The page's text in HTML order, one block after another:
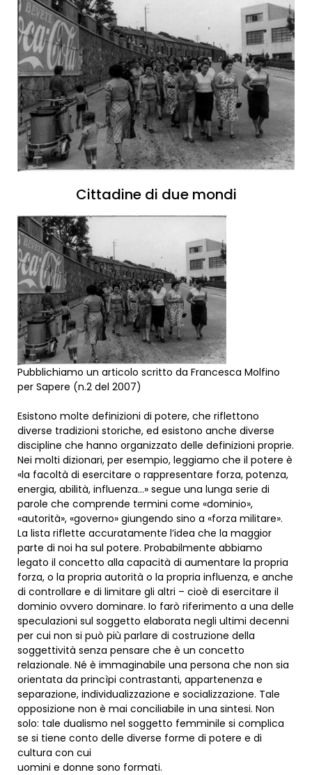
Cittadine di due mondi
Pubblichiamo un articolo scritto da Francesca Molfino
per Sapere (n.2 del 2007)
Esistono molte definizioni di potere, che riflettono
diverse tradizioni storiche, ed esistono anche diverse
discipline che hanno organizzato delle definizioni proprie.
Nei molti dizionari, per esempio, leggiamo che il potere è
«la facoltà di esercitare o rappresentare forza, potenza,
energia, abilità, influenza…» segue una lunga serie di
parole che comprende termini come «dominio»,
«autorità», «governo» giungendo sino a «forza militare».
La lista riflette accuratamente l’idea che la maggior
parte di noi ha sul potere. Probabilmente abbiamo
legato il concetto alla capacità di aumentare la propria
forza, o la propria autorità o la propria influenza, e anche
di controllare e di limitare gli altri – cioè di esercitare il
dominio ovvero dominare. Io farò riferimento a una delle
speculazioni sul soggetto elaborata negli ultimi decenni
per cui non si può più parlare di costruzione della
soggettività senza pensare che è un concetto
relazionale. Né è immaginabile una persona che non sia
orientata da princìpi contrastanti, appartenenza e
separazione, individualizzazione e socializzazione. Tale
opposizione non è mai conciliabile in una sintesi. Non
solo: tale dualismo nel soggetto femminile si complica
se si tiene conto delle diverse forme di potere e di
cultura con cui
uomini e donne sono formati.